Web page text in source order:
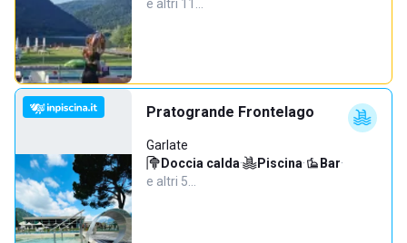
e altri 11…
Pratogrande Frontelago
Garlate
Doccia calda· Piscina· Bar·
e altri 5…